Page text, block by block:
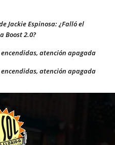
Jackie Espinosa: ¿Falló el
Boost 2.0?
atención apagada
atención apagada